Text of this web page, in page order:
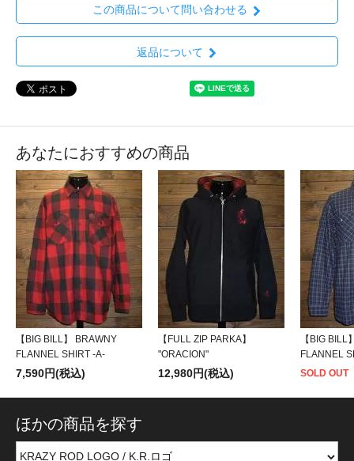
この商品について問い合わせる
返品について
あなたにおすすめの商品
【BIG BILL】 BRAWNY
FLANNEL SHIRT -A-
7,590円(税込)
【FULL ZIP PARKA】
"ORACION"
12,980円(税込)
【BIG BILL
FLANNEL
SOLD OUT
ほかの商品を探す